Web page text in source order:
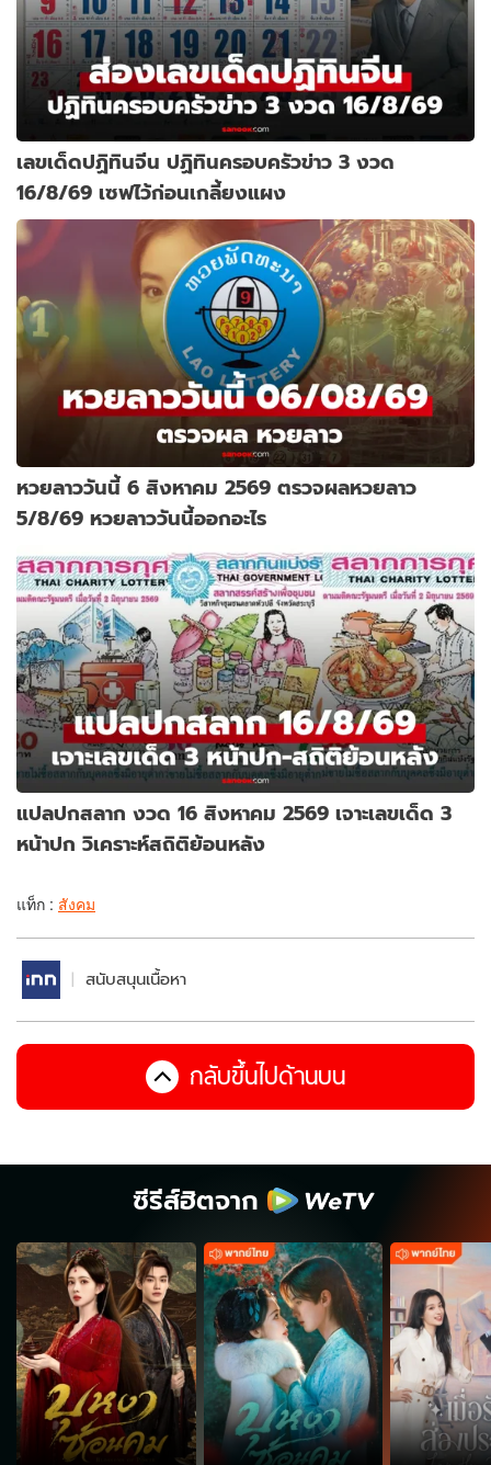
เลขเด็ดปฏิทินจีน ปฏิทินครอบครัวข่าว 3 งวด
16/8/69 เซฟไว้ก่อนเกลี้ยงแผง
หวยลาววันนี้ 6 สิงหาคม 2569 ตรวจผลหวยลาว
5/8/69 หวยลาววันนี้ออกอะไร
แปลปกสลาก งวด 16 สิงหาคม 2569 เจาะเลขเด็ด 3
หน้าปก วิเคราะห์สถิติย้อนหลัง
แท็ก : สังคม
สนับสนุนเนื้อหา
กลับขึ้นไปด้านบน
ซีรีส์ฮิตจาก